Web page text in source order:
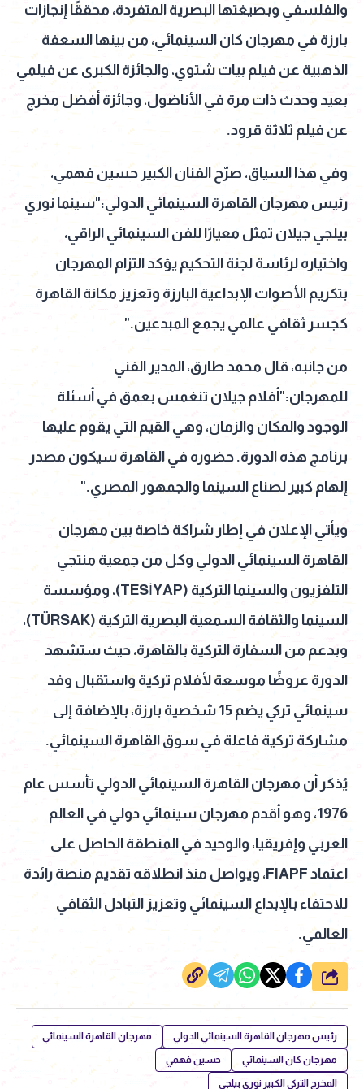
والفلسفي وبصيغتها البصرية المتفردة، محققًا إنجازات
بارزة في مهرجان كان السينمائي، من بينها السعفة
الذهبية عن فيلم بيات شتوي، والجائزة الكبرى عن فيلمي
بعيد وحدث ذات مرة في الأناضول، وجائزة أفضل مخرج
عن فيلم ثلاثة قرود.
وفي هذا السياق، صرّح الفنان الكبير حسين فهمي،
رئيس مهرجان القاهرة السينمائي الدولي:"سينما نوري
بيلجي جيلان تمثل معيارًا للفن السينمائي الراقي،
واختياره لرئاسة لجنة التحكيم يؤكد التزام المهرجان
بتكريم الأصوات الإبداعية البارزة وتعزيز مكانة القاهرة
كجسر ثقافي عالمي يجمع المبدعين."
من جانبه، قال محمد طارق، المدير الفني
للمهرجان:"أفلام جيلان تنغمس بعمق في أسئلة
الوجود والمكان والزمان، وهي القيم التي يقوم عليها
برنامج هذه الدورة. حضوره في القاهرة سيكون مصدر
إلهام كبير لصناع السينما والجمهور المصري."
ويأتي الإعلان في إطار شراكة خاصة بين مهرجان
القاهرة السينمائي الدولي وكل من جمعية منتجي
التلفزيون والسينما التركية (TESİYAP)، ومؤسسة
السينما والثقافة السمعية البصرية التركية (TÜRSAK)،
وبدعم من السفارة التركية بالقاهرة، حيث ستشهد
الدورة عروضًا موسعة لأفلام تركية واستقبال وفد
سينمائي تركي يضم 15 شخصية بارزة، بالإضافة إلى
مشاركة تركية فاعلة في سوق القاهرة السينمائي.
يُذكر أن مهرجان القاهرة السينمائي الدولي تأسس عام
1976، وهو أقدم مهرجان سينمائي دولي في العالم
العربي وإفريقيا، والوحيد في المنطقة الحاصل على
اعتماد FIAPF، ويواصل منذ انطلاقه تقديم منصة رائدة
للاحتفاء بالإبداع السينمائي وتعزيز التبادل الثقافي
العالمي.
شارك
رئيس مهرجان القاهرة السينمائي الدولي مهرجان القاهرة السينمائي
مهرجان كان السينمائي حسين فهمي
المخرج التركي الكبير نوري بيلجي